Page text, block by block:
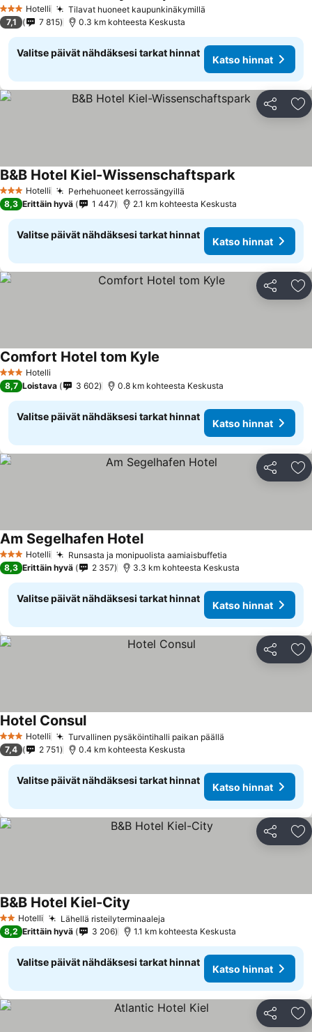
3 Tähtiluokitus
Hotelli Tilavat huoneet kaupunkinäkymillä
7,1 7 815 0.3 km kohteesta Keskusta
Valitse päivät nähdäksesi tarkat hinnat
Katso hinnat
Jaa
3 Tähtiluokitus
Hotelli Perhehuoneet kerrossängyillä
B&B Hotel Kiel-Wissenschaftspark
8,3 Erittäin hyvä 1 447 2.1 km kohteesta Keskusta
Valitse päivät nähdäksesi tarkat hinnat
Katso hinnat
Jaa
3 Tähtiluokitus
Hotelli
Comfort Hotel tom Kyle
8,7 Loistava 3 602 0.8 km kohteesta Keskusta
Valitse päivät nähdäksesi tarkat hinnat
Katso hinnat
Jaa
3 Tähtiluokitus
Hotelli Runsasta ja monipuolista aamiaisbuffetia
Am Segelhafen Hotel
8,3 Erittäin hyvä 2 357 3.3 km kohteesta Keskusta
Valitse päivät nähdäksesi tarkat hinnat
Katso hinnat
Jaa
3 Tähtiluokitus
Hotelli Turvallinen pysäköintihalli paikan päällä
Hotel Consul
7,4 2 751 0.4 km kohteesta Keskusta
Valitse päivät nähdäksesi tarkat hinnat
Katso hinnat
Jaa
2 Tähtiluokitus
Hotelli Lähellä risteilyterminaaleja
B&B Hotel Kiel-City
8,2 Erittäin hyvä 3 206 1.1 km kohteesta Keskusta
Valitse päivät nähdäksesi tarkat hinnat
Katso hinnat
Jaa